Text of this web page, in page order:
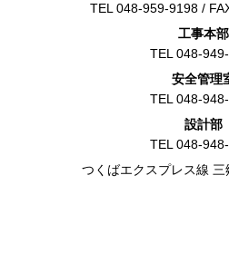
TEL 048-959-9198 /
工事本部
TEL
安全管理
TEL
設計部
TEL
つくばエクスプレス線